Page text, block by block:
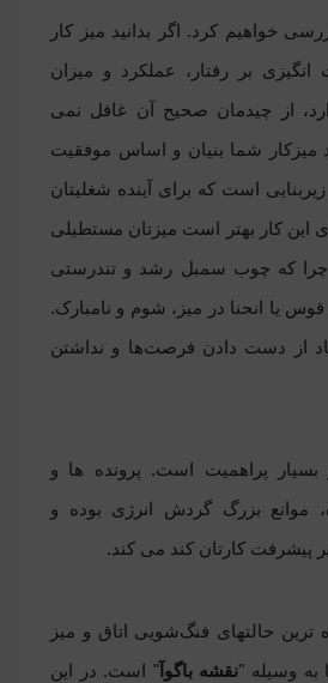
خواهیم کرد. اگر بدانید میز کار
بر رفتار، عملکرد و میزان
از چیدمان صحیح آن غافل نمی
میزکار شما بنیان و اساس موفقیت
است که برای آینده شغلیتان
این کار بهتر است میزتان مستطیلی
که چوب سمبل رشد و تندرستی
یا انحنا در میز، شوم و نامبارک.
از دست دادن فرصت‌ها و نداشتن
بسیار پراهمیت است. پرونده ها و
موانع بزرگ گردش انرژی بوده و
پیشرفت کارتان کند می کند.
ترین حالتهای فنگ‌شویی اتاق و میز
به وسیله "نقشه باگو‌آ" است. در این